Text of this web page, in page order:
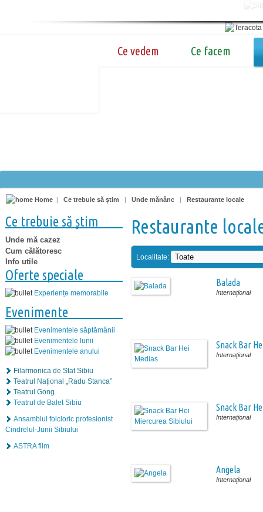
Ce vedem Ce facem
Home | Ce trebuie să știm | Unde mănânc | Restaurante locale
Ce trebuie să știm
Unde mă cazez
Cum călătoresc
Info utile
Oferte speciale
Experiențe memorabile
Evenimente
Evenimentele săptămânii
Evenimentele lunii
Evenimentele anului
Filarmonica de Stat Sibiu
Teatrul Naţional „Radu Stanca”
Teatrul Gong
Teatrul de Balet Sibiu
Ansamblul folcloric profesionist
Cindrelul-Junii Sibiului
ASTRA film
Restaurante
Localitate:
Balada
Internaţional
Snack Bar
Internaţional
Snack Bar
Internaţional
Angela
Internaţional